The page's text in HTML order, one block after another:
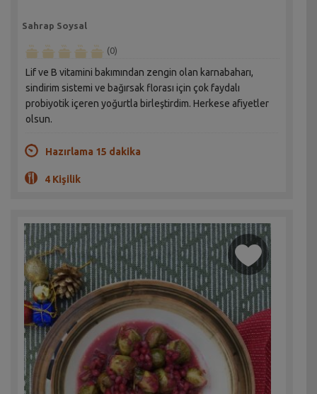
Sahrap Soysal
(0)
Lif ve B vitamini bakımından zengin olan karnabaharı,
sindirim sistemi ve bağırsak florası için çok faydalı
probiyotik içeren yoğurtla birleştirdim. Herkese afiyetler
olsun.
Hazırlama 15 dakika
4 Kişilik